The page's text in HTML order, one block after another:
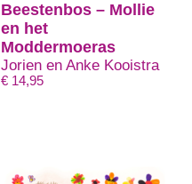
Beestenbos – Mollie
en het
Moddermoeras
Jorien en Anke Kooistra
€ 14,95